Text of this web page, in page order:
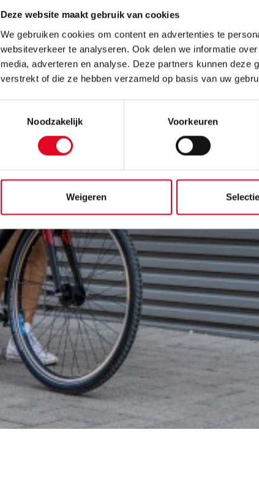
Deze website maakt gebruik van cookies
We gebruiken cookies om content en advertenties te
websiteverkeer te analyseren. Ook delen we informatie
media, adverteren en analyse. Deze partners kunnen deze
verstrekt of die ze hebben verzameld op basis van uw
Noodzakelijk
Voorkeuren
Weigeren